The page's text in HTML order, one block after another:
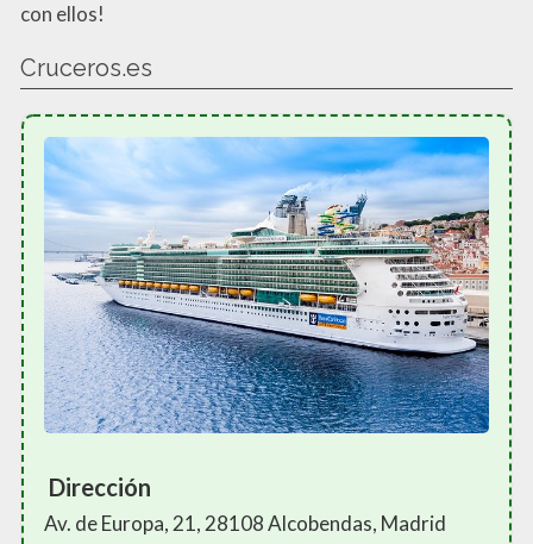
con ellos!
Cruceros.es
Dirección
Av. de Europa, 21, 28108 Alcobendas, Madrid